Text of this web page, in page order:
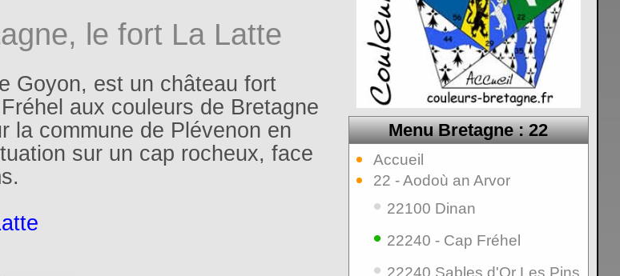
le fort La Latte
Goyon, est un château fort
aux couleurs de Bretagne
la commune de Plévenon en
sur un cap rocheux, face
Menu Bretagne : 22
Accueil
22 - Aodoù an Arvor
• 22100 Dinan
• 22240 - Cap Fréhel
• 22240 Sables d'Or Les Pins